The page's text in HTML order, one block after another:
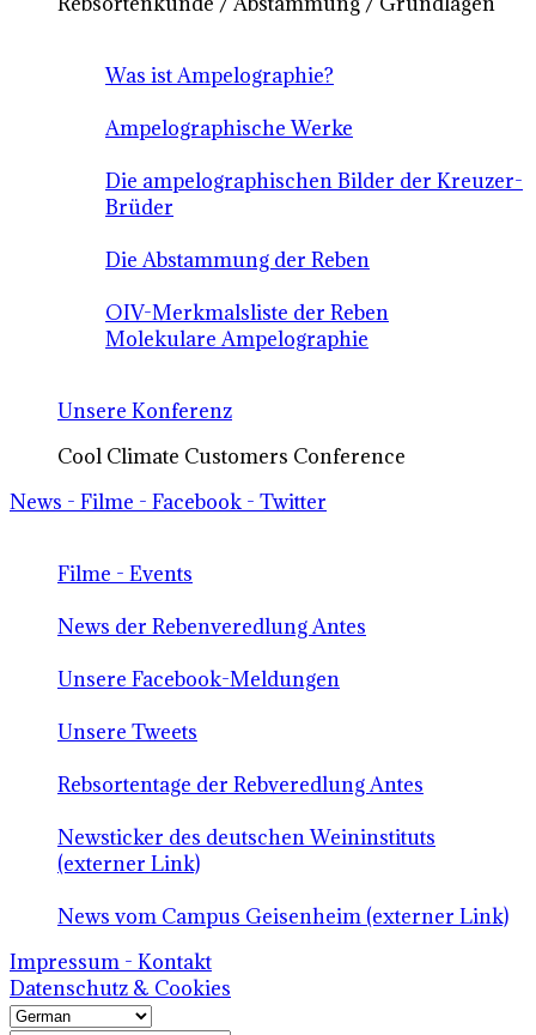
Was ist Ampelographie?
Ampelographische Werke
Die ampelographischen Bilder der Kreuzer-
Brüder
Die Abstammung der Reben
OIV-Merkmalsliste der Reben
Molekulare Ampelographie
Unsere Konferenz
Cool Climate Customers Conference
News - Filme - Facebook - Twitter
Filme - Events
News der Rebenveredlung Antes
Unsere Facebook-Meldungen
Unsere Tweets
Rebsortentage der Rebveredlung Antes
Newsticker des deutschen Weininstituts
(externer Link)
News vom Campus Geisenheim (externer Link)
Impressum - Kontakt
Datenschutz & Cookies